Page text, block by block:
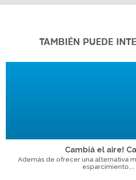
TAMBIÉN PUEDE
Cambiá el aire!
Además de ofrecer una alternativa
esparcimiento,...